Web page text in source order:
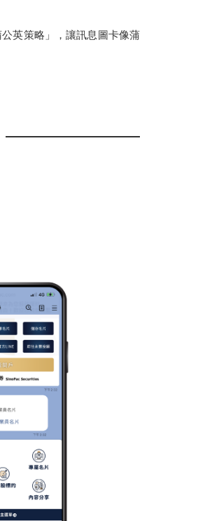
英策略」，讓訊息圖卡像蒲